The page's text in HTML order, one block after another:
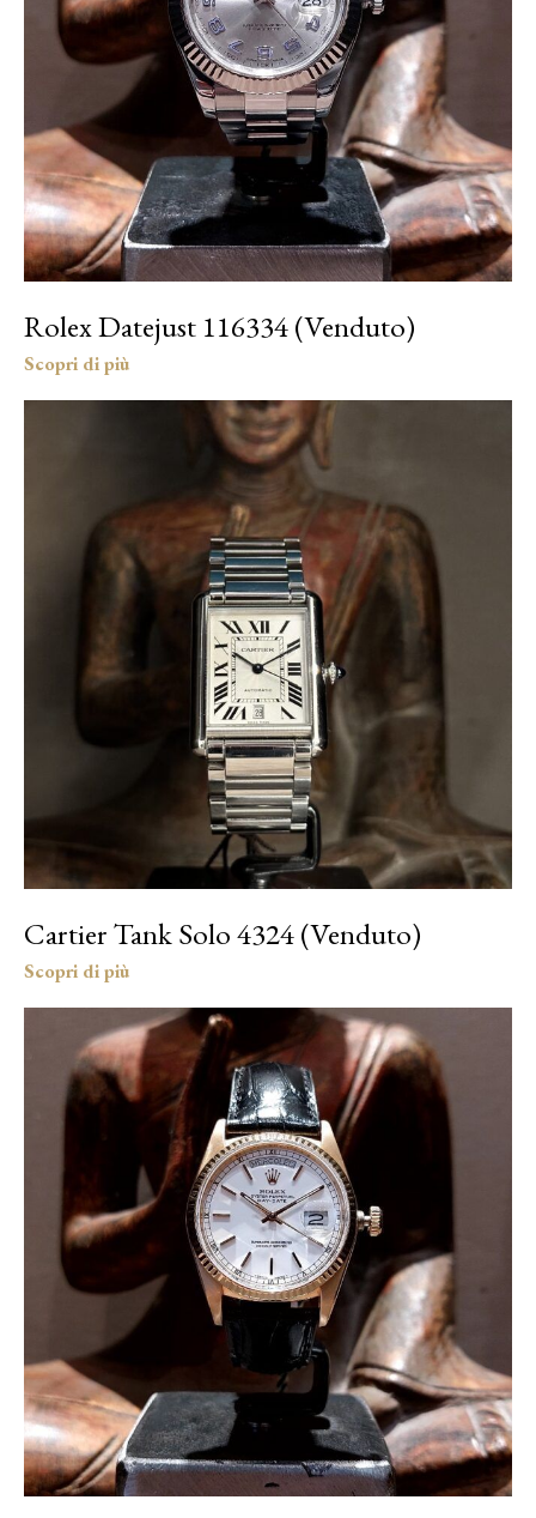
Rolex Datejust 116334 (Venduto)
Cartier Tank Solo 4324 (Venduto)